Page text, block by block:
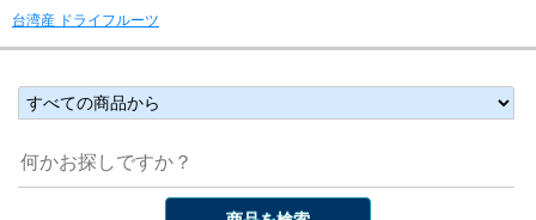
台湾産 ドライフルーツ